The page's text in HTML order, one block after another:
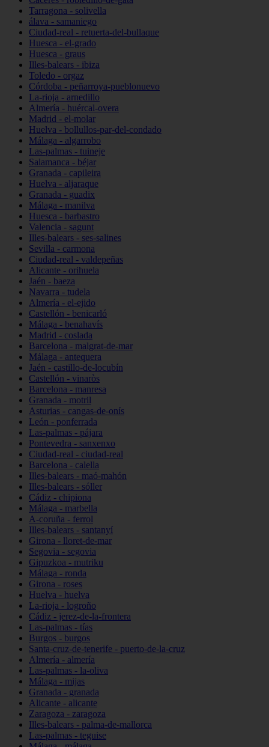
Tarragona - solivella
álava - samaniego
Ciudad-real - retuerta-del-bullaque
Huesca - el-grado
Huesca - graus
Illes-balears - ibiza
Toledo - orgaz
Córdoba - peñarroya-pueblonuevo
La-rioja - arnedillo
Almería - huércal-overa
Madrid - el-molar
Huelva - bollullos-par-del-condado
Málaga - algarrobo
Las-palmas - tuineje
Salamanca - béjar
Granada - capileira
Huelva - aljaraque
Granada - guadix
Málaga - manilva
Huesca - barbastro
Valencia - sagunt
Illes-balears - ses-salines
Sevilla - carmona
Ciudad-real - valdepeñas
Alicante - orihuela
Jaén - baeza
Navarra - tudela
Almería - el-ejido
Castellón - benicarló
Málaga - benahavís
Madrid - coslada
Barcelona - malgrat-de-mar
Málaga - antequera
Jaén - castillo-de-locubín
Castellón - vinaròs
Barcelona - manresa
Granada - motril
Asturias - cangas-de-onís
León - ponferrada
Las-palmas - pájara
Pontevedra - sanxenxo
Ciudad-real - ciudad-real
Barcelona - calella
Illes-balears - maó-mahón
Illes-balears - sóller
Cádiz - chipiona
Málaga - marbella
A-coruña - ferrol
Illes-balears - santanyí
Girona - lloret-de-mar
Segovia - segovia
Gipuzkoa - mutriku
Málaga - ronda
Girona - roses
Huelva - huelva
La-rioja - logroño
Cádiz - jerez-de-la-frontera
Las-palmas - tías
Burgos - burgos
Santa-cruz-de-tenerife - puerto-de-la-cruz
Almería - almería
Las-palmas - la-oliva
Málaga - mijas
Granada - granada
Alicante - alicante
Zaragoza - zaragoza
Illes-balears - palma-de-mallorca
Las-palmas - teguise